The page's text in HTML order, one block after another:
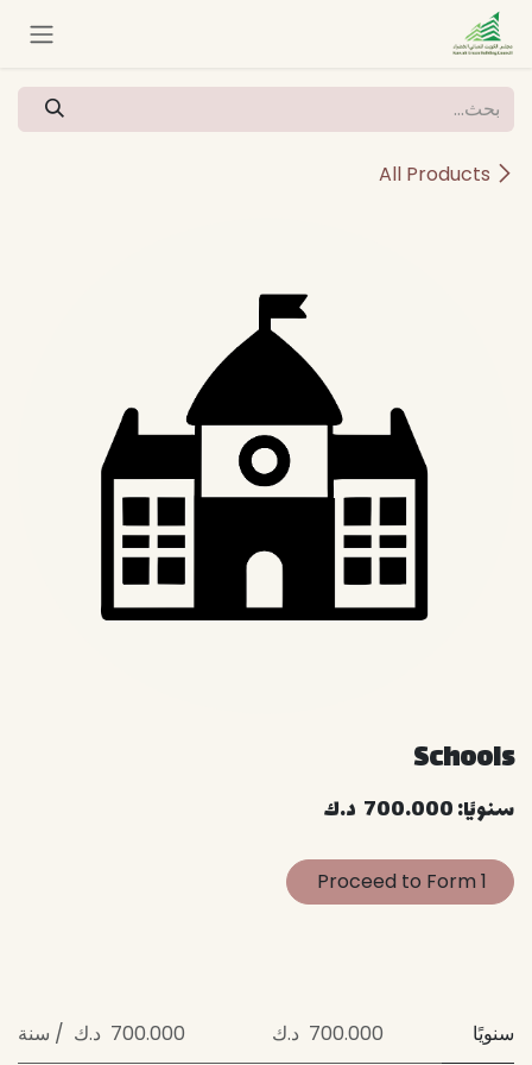
تخطي للذهاب إلى المحتوى
All Products
Schools
سنويًا: 700.000 د.ك
1 Proceed to Form
سنويًا 700.000 د.ك 700.000 د.ك / سنة